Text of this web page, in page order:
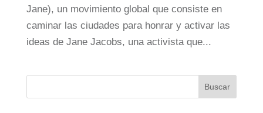
Jane), un movimiento global que consiste en
caminar las ciudades para honrar y activar las
ideas de Jane Jacobs, una activista que...